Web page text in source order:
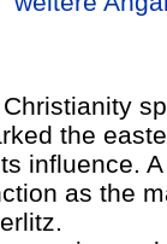
the
influence.
as the